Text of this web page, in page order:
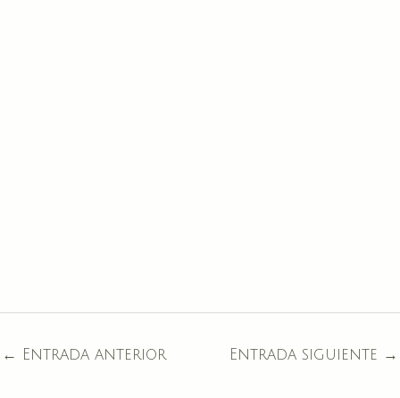
← Entrada anterior Entrada siguiente →